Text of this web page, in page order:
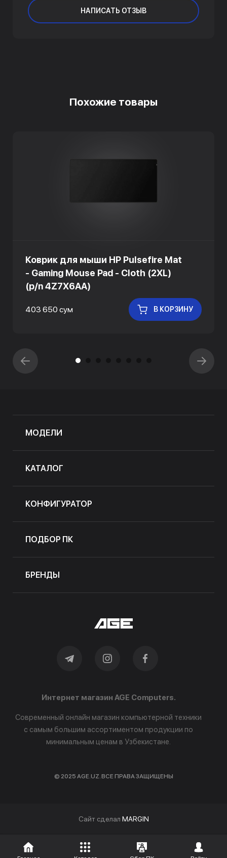
НАПИСАТЬ ОТЗЫВ
Похожие товары
Коврик для мыши HP Pulsefire Mat
- Gaming Mouse Pad - Cloth (2XL)
(p/n 4Z7X6AA)
403 650 сум В КОРЗИНУ
МОДЕЛИ
КАТАЛОГ
КОНФИГУРАТОР
ПОДБОР ПК
БРЕНДЫ
Интернет магазин AGE Computers.
Современный онлайн магазин компьютерной техники
с самым большим ассортиментом продукции по
минимальным ценам в Узбекистане.
© 2025 AGE.UZ. ВСЕ ПРАВА ЗАЩИЩЕНЫ
Cайт сделал MARGIN